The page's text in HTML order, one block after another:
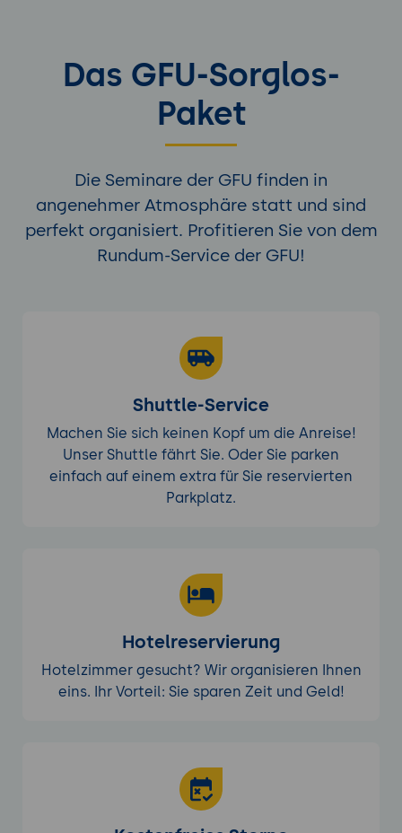
Das GFU-Sorglos-
Paket
Die Seminare der GFU finden in
angenehmer Atmosphäre statt und sind
perfekt organisiert. Profitieren Sie von dem
Rundum-Service der GFU!
Shuttle-Service
Machen Sie sich keinen Kopf um die Anreise!
Unser Shuttle fährt Sie. Oder Sie parken
einfach auf einem extra für Sie reservierten
Parkplatz.
Hotelreservierung
Hotelzimmer gesucht? Wir organisieren Ihnen
eins. Ihr Vorteil: Sie sparen Zeit und Geld!